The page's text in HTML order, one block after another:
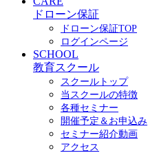
ドローン保証
ドローン保証TOP
ログインページ
SCHOOL
教育スクール
スクールトップ
当スクールの特徴
各種セミナー
開催予定＆お申込み
セミナー紹介動画
アクセス